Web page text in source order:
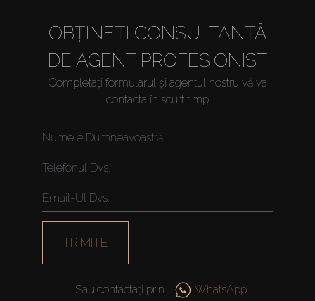
Cumpărați
Închiriați
OBȚINEȚI CONSULTANȚĂ
DE AGENT PROFESIONIST
Completați formularul și agentul nostru vă va
contacta în scurt timp
TRIMITE
Sau contactați prin WhatsApp